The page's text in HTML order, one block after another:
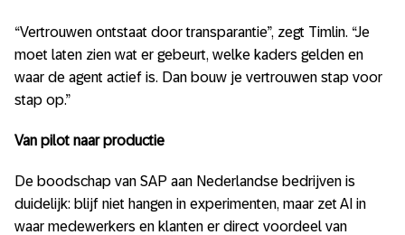
“Vertrouwen ontstaat door transparantie”, zegt Timlin. “Je
moet laten zien wat er gebeurt, welke kaders gelden en
waar de agent actief is. Dan bouw je vertrouwen stap voor
stap op.”
Van pilot naar productie
De boodschap van SAP aan Nederlandse bedrijven is
duidelijk: blijf niet hangen in experimenten, maar zet AI in
waar medewerkers en klanten er direct voordeel van